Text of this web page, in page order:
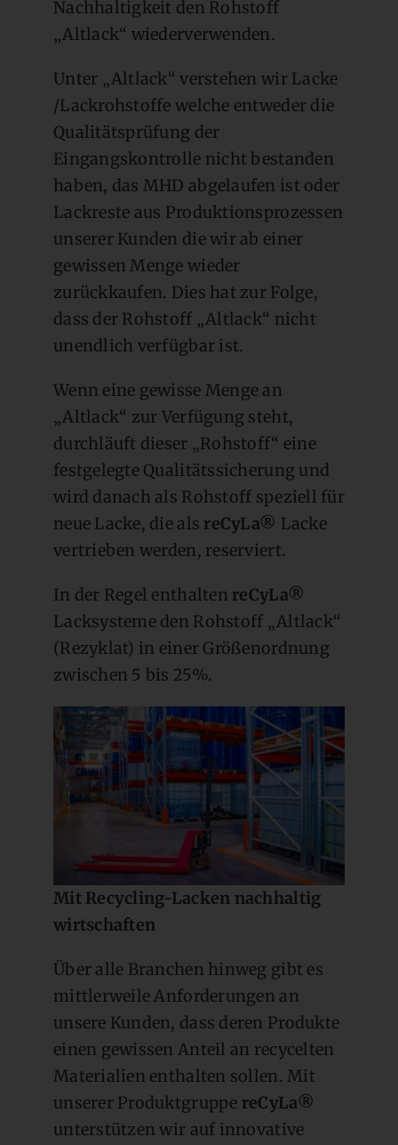
Nachhaltigkeit den Rohstoff
„Altlack“ wiederverwenden.
Unter „Altlack“ verstehen wir Lacke
/Lackrohstoffe welche entweder die
Qualitätsprüfung der
Eingangskontrolle nicht bestanden
haben, das MHD abgelaufen ist oder
Lackreste aus Produktionsprozessen
unserer Kunden die wir ab einer
gewissen Menge wieder
zurückkaufen. Dies hat zur Folge,
dass der Rohstoff „Altlack“ nicht
unendlich verfügbar ist.
Wenn eine gewisse Menge an
„Altlack“ zur Verfügung steht,
durchläuft dieser „Rohstoff“ eine
festgelegte Qualitätssicherung und
wird danach als Rohstoff speziell für
neue Lacke, die als reCyLa® Lacke
vertrieben werden, reserviert.
In der Regel enthalten reCyLa®
Lacksysteme den Rohstoff „Altlack“
(Rezyklat) in einer Größenordnung
zwischen 5 bis 25%.
Mit Recycling-Lacken nachhaltig
wirtschaften
Über alle Branchen hinweg gibt es
mittlerweile Anforderungen an
unsere Kunden, dass deren Produkte
einen gewissen Anteil an recycelten
Materialien enthalten sollen. Mit
unserer Produktgruppe reCyLa®
unterstützen wir auf innovative